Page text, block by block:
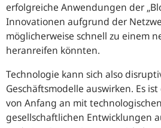
erfolgreiche Anwendungen der
Innovationen aufgrund der
möglicherweise schnell zu einem
heranreifen könnten.
Technologie kann sich also
Geschäftsmodelle auswirken. Es
von Anfang an mit
gesellschaftlichen Entwicklungen